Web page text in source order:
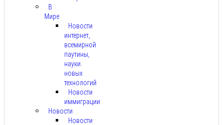
В
Мире
Новости
интернет,
всемирной
паутины,
науки.
новых
технологий
Новости
иммиграции
Новости
Новости